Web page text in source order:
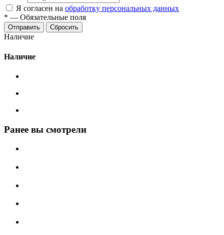
Я согласен на обработку персональных данных
* — Обязательные поля
Сбросить
Наличие
Наличие
Ранее вы смотрели